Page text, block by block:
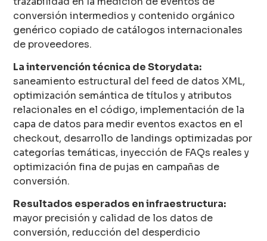
conversión intermedios y contenido orgánico
genérico copiado de catálogos internacionales
de proveedores.
La intervención técnica de Storydata:
saneamiento estructural del feed de datos XML,
optimización semántica de títulos y atributos
relacionales en el código, implementación de la
capa de datos para medir eventos exactos en el
checkout, desarrollo de landings optimizadas por
categorías temáticas, inyección de FAQs reales y
optimización fina de pujas en campañas de
conversión.
Resultados esperados en infraestructura:
mayor precisión y calidad de los datos de
conversión, reducción del desperdicio